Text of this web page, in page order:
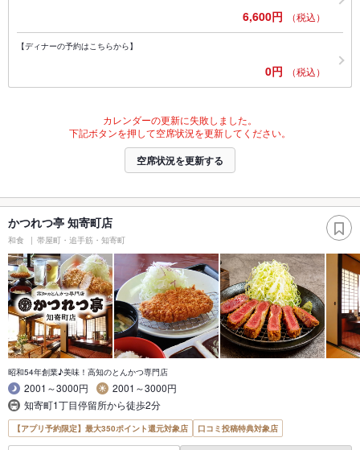
6,600円 （税込）
【ディナーの予約はこちらから】
0円 （税込）
カレンダーの更新に失敗しました。
下記ボタンを押して空席状況を更新してください。
空席状況を更新する
かつれつ亭 知寄町店
和食 帯屋町・追手筋・知寄町
昭和54年創業♪美味！高知のとんかつ専門店
2001～3000円
2001～3000円
知寄町1丁目停留所から徒歩2分
【アプリ予約限定】最大350ポイント還元対象店 口コミ投稿特典対象店